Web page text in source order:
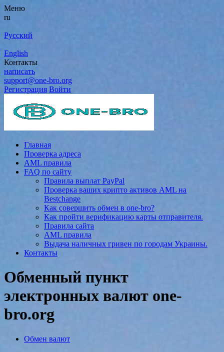
Меню
ru
Русский
English
Контакты
написать
support@one-bro.org
Регистрация Войти
Главная
Проверка адреса
AML правила
FAQ по сайту
Правила выплат PayPal
Проверка ваших крипто активов AML на
Bestchange
Как совершить обмен в one-bro?
Как пройти верификацию карты отправителя.
Правила сайта
AML правила
Выдача наличных гривен по городам Украины.
Контакты
Обменный пункт
электронных валют one-
bro.org
Обмен валют